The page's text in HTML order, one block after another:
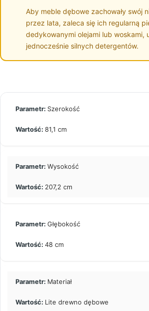
Aby meble dębowe zachowały swój
przez lata, zaleca się ich regularną
dedykowanymi olejami lub woskami,
jednocześnie silnych detergentów.
Szerokość
81,1 cm
Wysokość
207,2 cm
Głębokość
48 cm
Materiał
Lite drewno dębowe